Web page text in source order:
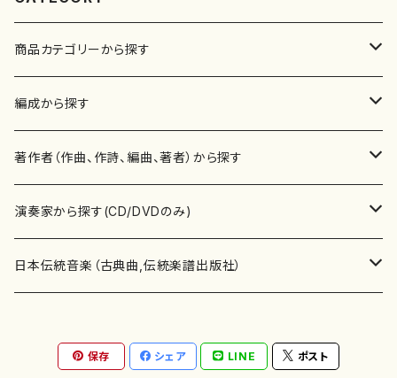
商品カテゴリーから探す
楽譜
書籍
書籍
テキストブック
CD・DVD
チケット
邦楽ジャーナル
レコード
編成から探す
邦楽器
箏・琴（ソロ）
箏・琴（合奏）
三味線（合奏）
合唱
混声合唱
男声合唱
歌・声
ピアノ（ソロ）
洋楽器（弦楽器）
著作者（作曲、作詩、編曲、著者）から探す
あ行
青木省三(アオキ ショウゾウ)
秋山健治(アキヤマ ケンジ）
か行
蔭山滸山(カゲヤマ キョザン)
斉藤松声(サイトウ ショウセイ)
演奏家から探す(CD/DVDのみ)
邦楽（箏、三味線、尺八等）演奏家
石川高（笙）
應和惠子（声楽・ソプラノ）
洋楽-鍵盤楽器（ピアノ、オルガン等）演奏家
日本伝統音楽（古典曲,伝統楽譜出版社）
宮城道雄（宮城宗家監修）
地歌箏曲（三絃古典楽譜）
保存 シェア LINE ポスト